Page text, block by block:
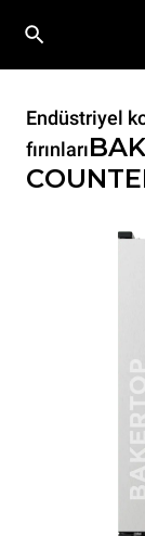
Endüstriyel
fırınları